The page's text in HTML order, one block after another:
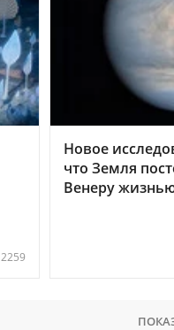
2259
Новое
что Земля
Венеру